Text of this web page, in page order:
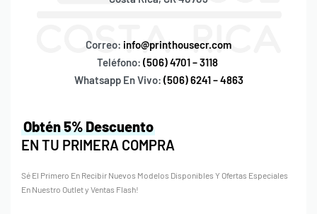
Correo: info@printhousecr.com
Teléfono: (506) 4701 – 3118
Whatsapp En Vivo: (506) 6241 – 4863
Obtén 5% Descuento
EN TU PRIMERA COMPRA
Sé El Primero En Recibir Nuevos Modelos Disponibles Y Ofertas Especiales
En Nuestro Outlet y Ventas Flash!